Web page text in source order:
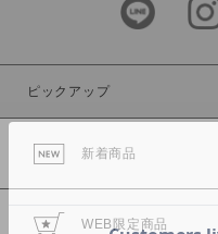
カラー
ピックアップ
新着商品
WEB限定商品